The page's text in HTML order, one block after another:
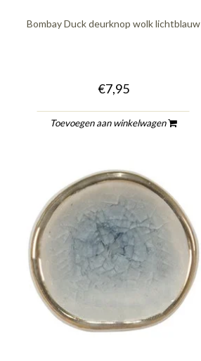
Bombay Duck deurknop wolk lichtblauw
€7,95
Toevoegen aan winkelwagen